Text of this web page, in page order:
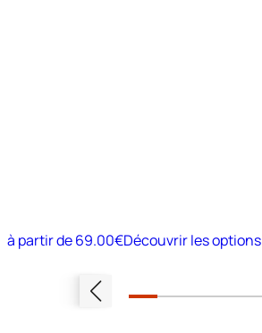
à partir de69.00€Découvrir les options